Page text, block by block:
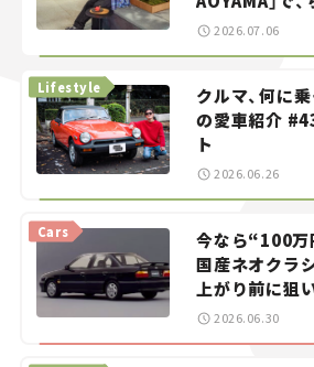
——連載｜CCG
2026.07.06
クルマ、何に
の愛車紹介
ト
Lifestyle
2026.06.26
今なら“100万
国産ネオクラ
上がり前に狙
をお手伝い――ち
Cars
2026.06.30